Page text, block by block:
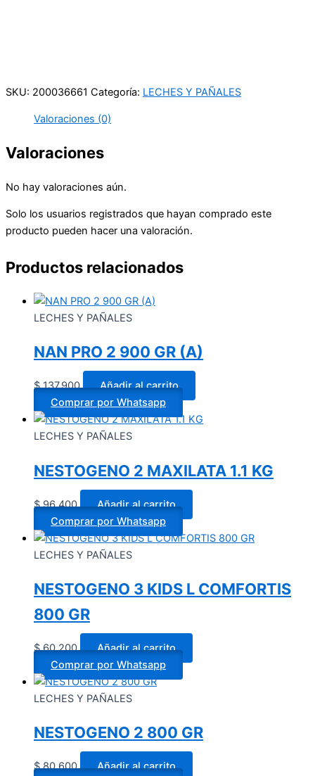
SKU: 200036661 Categoría: LECHES Y PAÑALES
Valoraciones (0)
Valoraciones
No hay valoraciones aún.
Solo los usuarios registrados que hayan comprado este
producto pueden hacer una valoración.
Productos relacionados
LECHES Y PAÑALES
NAN PRO 2 900 GR (A)
$137.900
Añadir al carrito
Comprar por Whatsapp
LECHES Y PAÑALES
NESTOGENO 2 MAXILATA 1.1 KG
$96.400
Añadir al carrito
Comprar por Whatsapp
LECHES Y PAÑALES
NESTOGENO 3 KIDS L COMFORTIS
800 GR
$60.200
Añadir al carrito
Comprar por Whatsapp
LECHES Y PAÑALES
NESTOGENO 2 800 GR
$80.600
Añadir al carrito